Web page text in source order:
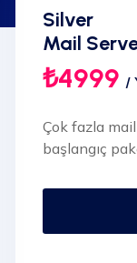
Silver
Mail
₺4999 /
Çok fazla
başlangıç